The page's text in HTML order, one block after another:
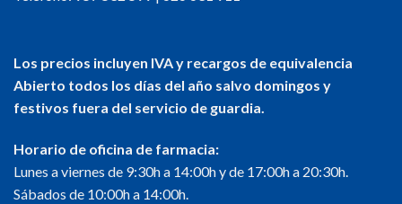
Los precios incluyen IVA y recargos de equivalencia
Abierto todos los días del año salvo domingos y
festivos fuera del servicio de guardia.
Horario de oficina de farmacia:
Lunes a viernes de 9:30h a 14:00h y de 17:00h a 20:30h.
Sábados de 10:00h a 14:00h.